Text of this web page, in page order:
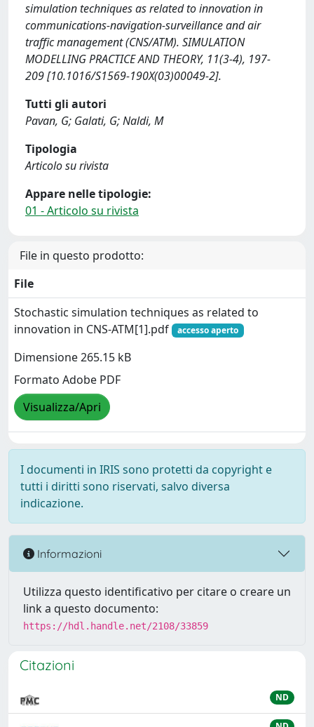
simulation techniques as related to innovation in
communications-navigation-surveillance and air
traffic management (CNS/ATM). SIMULATION
MODELLING PRACTICE AND THEORY, 11(3-4), 197-
209 [10.1016/S1569-190X(03)00049-2].
Tutti gli autori
Pavan, G; Galati, G; Naldi, M
Tipologia
Articolo su rivista
Appare nelle tipologie:
01 - Articolo su rivista
File in questo prodotto:
File
Stochastic simulation techniques as related to
innovation in CNS-ATM[1].pdf
accesso aperto
Dimensione 265.15 kB
Formato Adobe PDF
Visualizza/Apri
I documenti in IRIS sono protetti da copyright e
tutti i diritti sono riservati, salvo diversa
indicazione.
Informazioni
Utilizza questo identificativo per citare o creare un
link a questo documento:
https://hdl.handle.net/2108/33859
Citazioni
ND